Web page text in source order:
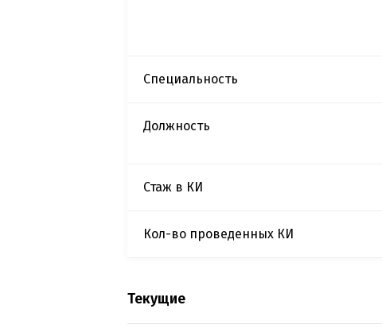
Специальность
Должность
Стаж в КИ
Кол-во проведенных КИ
Текущие